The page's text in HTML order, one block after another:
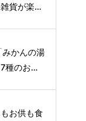
貨が楽し
みかんの湯
種のお風
お供も食